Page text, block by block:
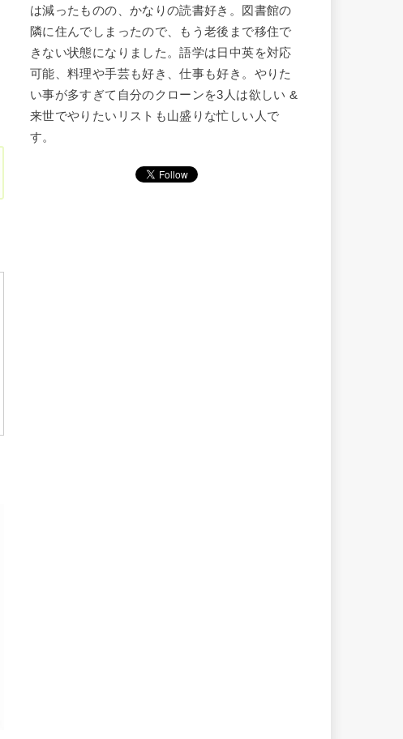
は減ったものの、かなりの読書好き。図書館の
隣に住んでしまったので、もう老後まで移住で
きない状態になりました。語学は日中英を対応
可能、料理や手芸も好き、仕事も好き。やりた
い事が多すぎて自分のクローンを3人は欲しい &
来世でやりたいリストも山盛りな忙しい人で
す。